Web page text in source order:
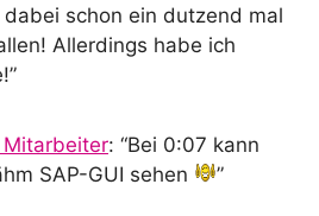
schon ein dutzend mal
Allerdings habe ich
”
Mitarbeiter: “Bei 0:07 kann
SAP-GUI sehen
”